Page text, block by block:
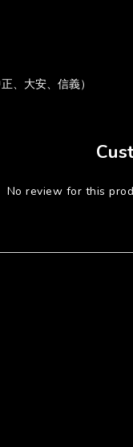
、大安、信義）
No review for this